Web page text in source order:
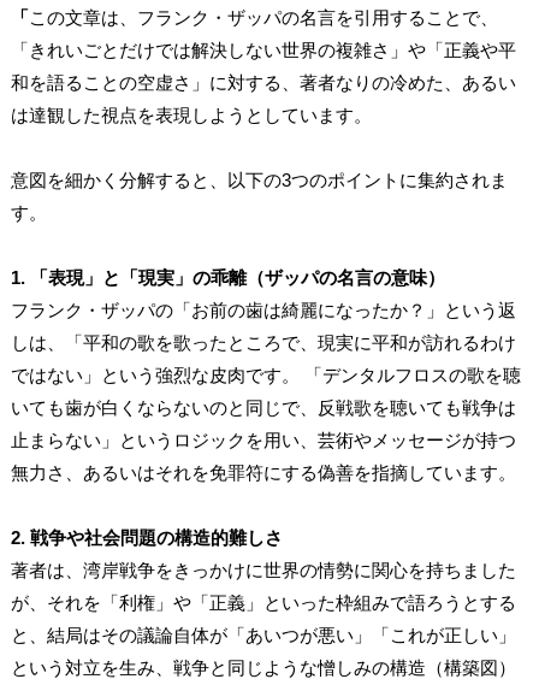
「この文章は、フランク・ザッパの名言を引用することで、
「きれいごとだけでは解決しない世界の複雑さ」や「正義や平
和を語ることの空虚さ」に対する、著者なりの冷めた、あるい
は達観した視点を表現しようとしています。
意図を細かく分解すると、以下の3つのポイントに集約されま
す。
1. 「表現」と「現実」の乖離（ザッパの名言の意味）
フランク・ザッパの「お前の歯は綺麗になったか？」という返
しは、「平和の歌を歌ったところで、現実に平和が訪れるわけ
ではない」という強烈な皮肉です。 「デンタルフロスの歌を聴
いても歯が白くならないのと同じで、反戦歌を聴いても戦争は
止まらない」というロジックを用い、芸術やメッセージが持つ
無力さ、あるいはそれを免罪符にする偽善を指摘しています。
2. 戦争や社会問題の構造的難しさ
著者は、湾岸戦争をきっかけに世界の情勢に関心を持ちました
が、それを「利権」や「正義」といった枠組みで語ろうとする
と、結局はその議論自体が「あいつが悪い」「これが正しい」
という対立を生み、戦争と同じような憎しみの構造（構築図）